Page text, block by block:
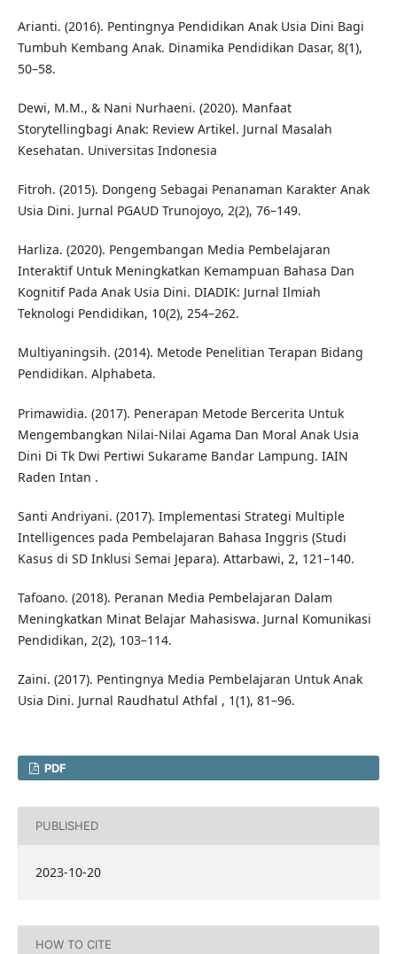
Arianti. (2016). Pentingnya Pendidikan Anak Usia Dini Bagi
Tumbuh Kembang Anak. Dinamika Pendidikan Dasar, 8(1),
50–58.
Dewi, M.M., & Nani Nurhaeni. (2020). Manfaat
Storytellingbagi Anak: Review Artikel. Jurnal Masalah
Kesehatan. Universitas Indonesia
Fitroh. (2015). Dongeng Sebagai Penanaman Karakter Anak
Usia Dini. Jurnal PGAUD Trunojoyo, 2(2), 76–149.
Harliza. (2020). Pengembangan Media Pembelajaran
Interaktif Untuk Meningkatkan Kemampuan Bahasa Dan
Kognitif Pada Anak Usia Dini. DIADIK: Jurnal Ilmiah
Teknologi Pendidikan, 10(2), 254–262.
Multiyaningsih. (2014). Metode Penelitian Terapan Bidang
Pendidikan. Alphabeta.
Primawidia. (2017). Penerapan Metode Bercerita Untuk
Mengembangkan Nilai-Nilai Agama Dan Moral Anak Usia
Dini Di Tk Dwi Pertiwi Sukarame Bandar Lampung. IAIN
Raden Intan .
Santi Andriyani. (2017). Implementasi Strategi Multiple
Intelligences pada Pembelajaran Bahasa Inggris (Studi
Kasus di SD Inklusi Semai Jepara). Attarbawi, 2, 121–140.
Tafoano. (2018). Peranan Media Pembelajaran Dalam
Meningkatkan Minat Belajar Mahasiswa. Jurnal Komunikasi
Pendidikan, 2(2), 103–114.
Zaini. (2017). Pentingnya Media Pembelajaran Untuk Anak
Usia Dini. Jurnal Raudhatul Athfal , 1(1), 81–96.
PDF
PUBLISHED
2023-10-20
HOW TO CITE